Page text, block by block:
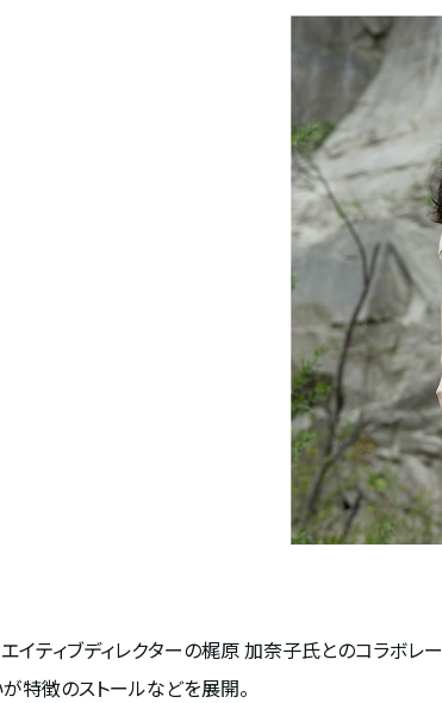
エイティブディレクターの梶原 加奈子氏とのコラボ
特徴のストールなどを展開。